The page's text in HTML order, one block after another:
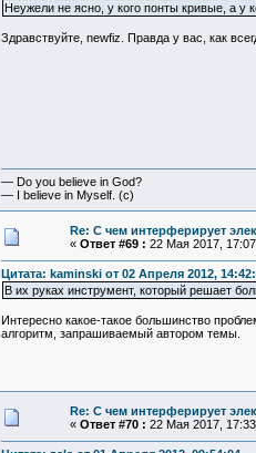
Неужели не ясно, у кого понты кривые, а у
Здравствуйте, newfiz. Правда у вас, как
— Do you believe in God?
— I believe in Myself. (c)
Re: С чем интерферирует
« Ответ #69 : 22 Мая 2017,
Цитата: kaminski от 02 Апреля 2012,
В их руках инструмент, который решает
Интересно какое-такое большинство
алгоритм, запрашиваемый автором темы.
Re: С чем интерферирует
« Ответ #70 : 22 Мая 2017,